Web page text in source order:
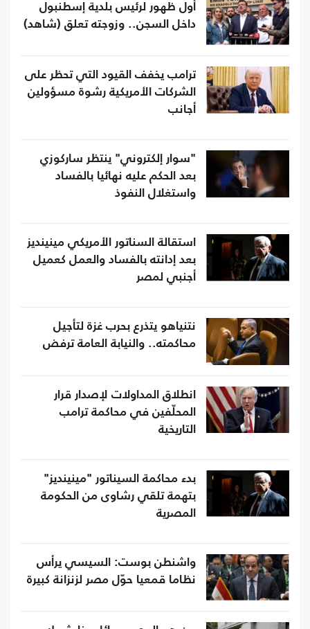
أول ظهور لرئيس بلدية إسطنبول
داخل السجن.. وزوجته تعلق (شاهد)
ترامب يخفف القيود التي تحظر على
الشركات الأمريكية رشوة مسؤولين
أجانب
"سوار إلكتروني" ينتظر ساركوزي
بعد الحكم عليه نهائيا بالفساد
واستغلال النفوذ
استقالة السناتور الأمريكي مينينديز
بعد إدانته بالفساد والعمل كعميل
أجنبي لمصر
نتنياهو يتذرع بحرب غزة لتأجيل
محاكمته.. والنيابة العامة ترفض
انطلاق المداولات لإصدار قرار
المحلّفين في محاكمة ترامب
التاريخية
بدء محاكمة السيناتور "مينينديز"
بتهمة تلقي رشاوى من الحكومة
المصرية
واشنطن بوست: السيسي يرأس
نظاما قمعيا حوّل مصر لزنزانة كبيرة